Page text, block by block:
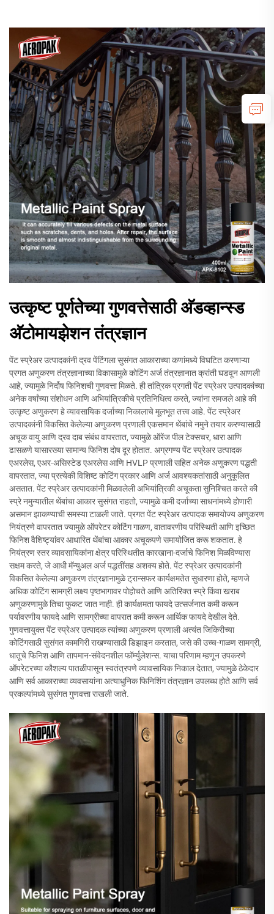
उत्कृष्ट पूर्णतेच्या गुणवत्तेसाठी अ‍ॅडव्हान्स्ड
अ‍ॅटोमायझेशन तंत्रज्ञान
पेंट स्प्रेअर उत्पादकांनी द्रव पेंटिंगला सुसंगत आकाराच्या कणांमध्ये विघटित करणाऱ्या
प्रगत अणुकरण तंत्रज्ञानाच्या विकासामुळे कोटिंग अर्ज तंत्रज्ञानात क्रांती घडवून आणली
आहे, ज्यामुळे निर्दोष फिनिशची गुणवत्ता मिळते. ही तांत्रिक प्रगती पेंट स्प्रेअर उत्पादकांच्या
अनेक वर्षांच्या संशोधन आणि अभियांत्रिकीचे प्रतिनिधित्व करते, ज्यांना समजले आहे की
उत्कृष्ट अणुकरण हे व्यावसायिक दर्जाच्या निकालाचे मूलभूत तत्त्व आहे. पेंट स्प्रेअर
उत्पादकांनी विकसित केलेल्या अणुकरण प्रणाली एकसमान थेंबांचे नमुने तयार करण्यासाठी
अचूक वायु आणि द्रव दाब संबंध वापरतात, ज्यामुळे ऑरेंज पील टेक्सचर, धारा आणि
ढासळणे यासारख्या सामान्य फिनिश दोष दूर होतात. अग्रगण्य पेंट स्प्रेअर उत्पादक
एअरलेस, एअर-असिस्टेड एअरलेस आणि HVLP प्रणाली सहित अनेक अणुकरण पद्धती
वापरतात, ज्या प्रत्येकी विशिष्ट कोटिंग प्रकार आणि अर्ज आवश्यकतांसाठी अनुकूलित
असतात. पेंट स्प्रेअर उत्पादकांनी मिळवलेली अभियांत्रिकी अचूकता सुनिश्चित करते की
स्प्रे नमुन्यातील थेंबांचा आकार सुसंगत राहतो, ज्यामुळे कमी दर्जाच्या साधनांमध्ये होणारी
असमान झाकण्याची समस्या टाळली जाते. प्रगत पेंट स्प्रेअर उत्पादक समायोज्य अणुकरण
नियंत्रणे वापरतात ज्यामुळे ऑपरेटर कोटिंग गाळण, वातावरणीय परिस्थिती आणि इच्छित
फिनिश वैशिष्ट्यांवर आधारित थेंबांचा आकार अचूकपणे समायोजित करू शकतात. हे
नियंत्रण स्तर व्यावसायिकांना क्षेत्र परिस्थितीत कारखाना-दर्जाचे फिनिश मिळविण्यास
सक्षम करते, जे आधी मॅन्युअल अर्ज पद्धतींसह अशक्य होते. पेंट स्प्रेअर उत्पादकांनी
विकसित केलेल्या अणुकरण तंत्रज्ञानामुळे ट्रान्सफर कार्यक्षमतेत सुधारणा होते, म्हणजे
अधिक कोटिंग सामग्री लक्ष्य पृष्ठभागावर पोहोचते आणि अतिरिक्त स्प्रे किंवा खराब
अणुकरणामुळे तिचा फुकट जात नाही. ही कार्यक्षमता फायदे उत्सर्जनात कमी करून
पर्यावरणीय फायदे आणि सामग्रीच्या वापरात कमी करून आर्थिक फायदे देखील देते.
गुणवत्तायुक्त पेंट स्प्रेअर उत्पादक त्यांच्या अणुकरण प्रणाली अत्यंत जिकिरीच्या
कोटिंगसाठी सुसंगत कामगिरी राखण्यासाठी डिझाइन करतात, जसे की उच्च-गाळण सामग्री,
धातूचे फिनिश आणि तापमान-संवेदनशील फॉर्म्युलेशन्स. याचा परिणाम म्हणून उपकरणे
ऑपरेटरच्या कौशल्य पातळीपासून स्वतंत्रपणे व्यावसायिक निकाल देतात, ज्यामुळे ठेकेदार
आणि सर्व आकाराच्या व्यवसायांना अत्याधुनिक फिनिशिंग तंत्रज्ञान उपलब्ध होते आणि सर्व
प्रकल्पांमध्ये सुसंगत गुणवत्ता राखली जाते.